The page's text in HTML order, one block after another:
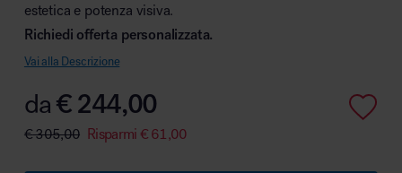
Area hospitality
estetica e potenza visiva.
Richiedi offerta personalizzata.
Vai alla Descrizione
da€244,00
€305,00 Risparmi €61,00